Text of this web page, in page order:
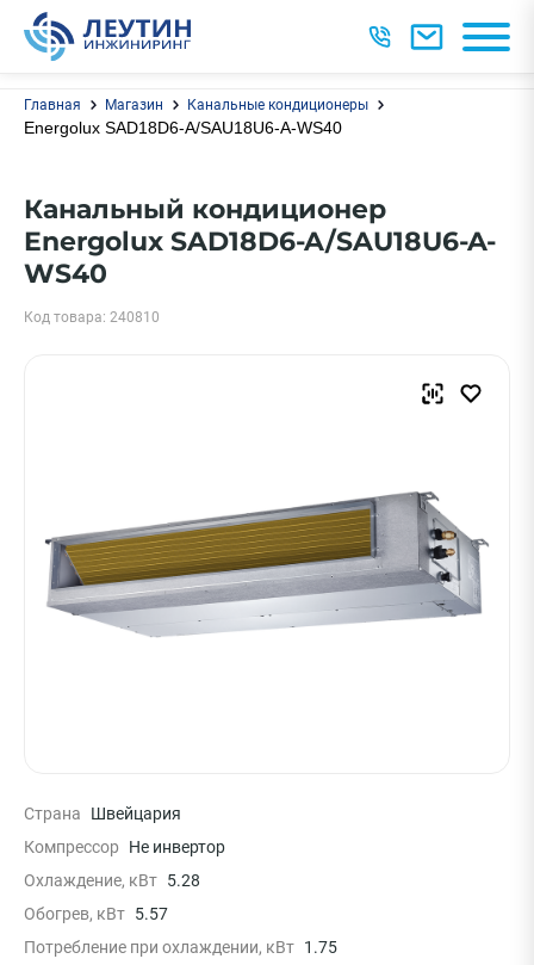
Главная Магазин Канальные кондиционеры
Energolux SAD18D6-A/SAU18U6-A-WS40
Канальный кондиционер
Energolux SAD18D6-A/SAU18U6-A-
WS40
Код товара: 240810
Страна
Швейцария
Компрессор
Не инвертор
Охлаждение, кВт 5.28
Обогрев, кВт 5.57
Потребление при охлаждении, кВт 1.75